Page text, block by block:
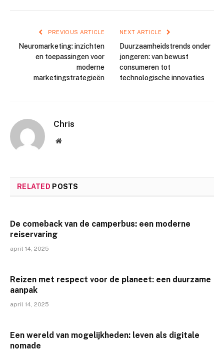
PREVIOUS ARTICLE
Neuromarketing: inzichten
en toepassingen voor
moderne
marketingstrategieën
NEXT ARTICLE
Duurzaamheidstrends onder
jongeren: van bewust
consumeren tot
technologische innovaties
Chris
Website
RELATED POSTS
De comeback van de camperbus: een moderne
reiservaring
april 14, 2025
Reizen met respect voor de planeet: een duurzame
aanpak
april 14, 2025
Een wereld van mogelijkheden: leven als digitale
nomade